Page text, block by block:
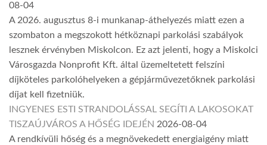
08-04
A 2026. augusztus 8-i munkanap-áthelyezés miatt ezen a
szombaton a megszokott hétköznapi parkolási szabályok
lesznek érvényben Miskolcon. Ez azt jelenti, hogy a Miskolci
Városgazda Nonprofit Kft. által üzemeltetett felszíni
díjköteles parkolóhelyeken a gépjárművezetőknek parkolási
díjat kell fizetniük.
INGYENES ESTI STRANDOLÁSSAL SEGÍTI A LAKOSOKAT
TISZAÚJVÁROS A HŐSÉG IDEJÉN 2026-08-04
A rendkívüli hőség és a megnövekedett energiaigény miatt